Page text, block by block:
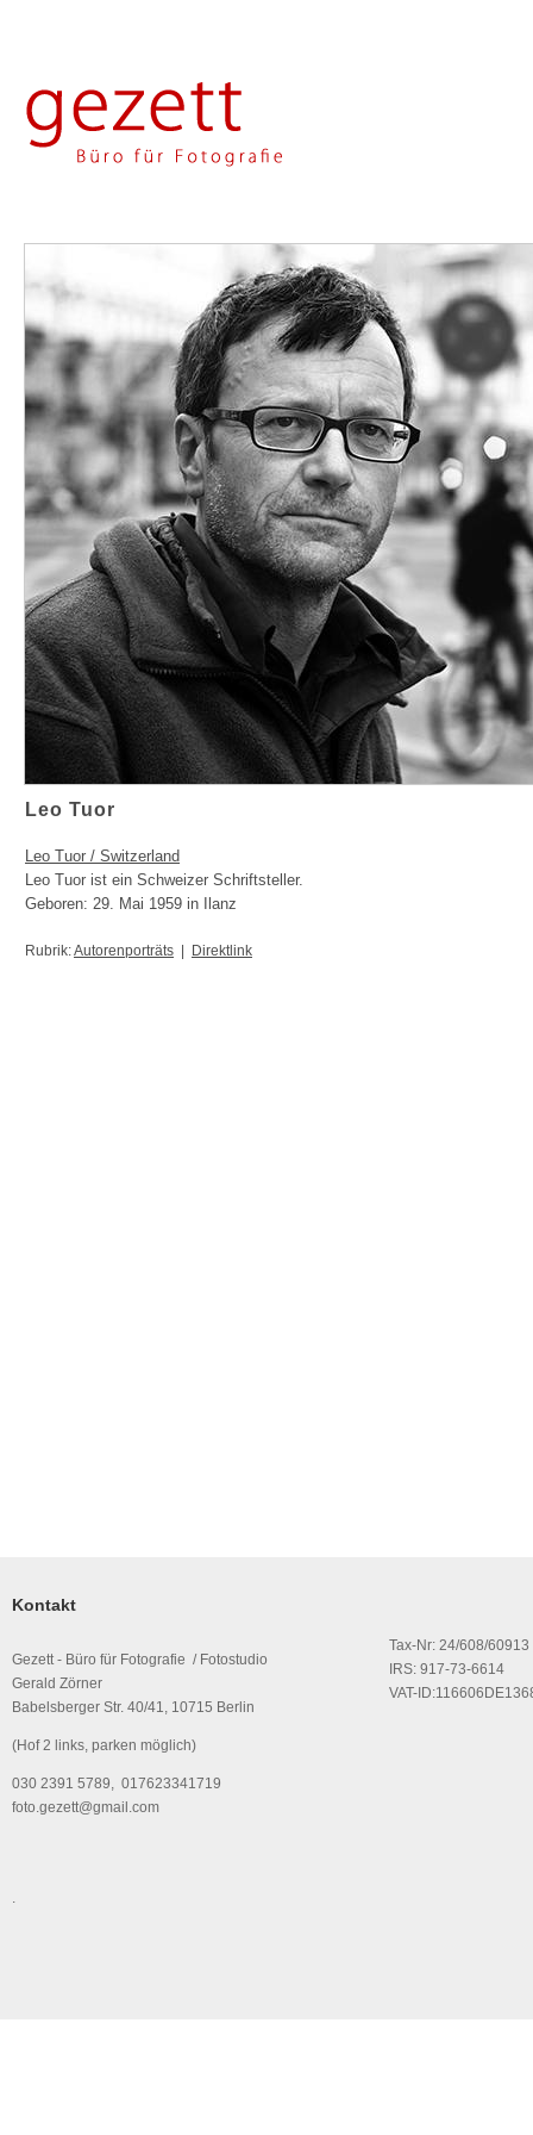
Leo Tuor
Leo Tuor / Switzerland
Leo Tuor ist ein Schweizer Schriftsteller.
Geboren: 29. Mai 1959 in Ilanz
Rubrik:Autorenporträts Direktlink
Kontakt
Gezett - Büro für Fotografie / Fotostudio
Gerald Zörner
Babelsberger Str. 40/41, 10715 Berlin
(Hof 2 links, parken möglich)
030 2391 5789, 017623341719
foto.gezett@gmail.com
Tax-Nr: 24/608/60913
IRS: 917-73-6614
VAT-
.